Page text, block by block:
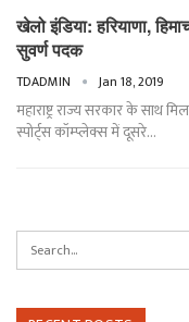
खेलो इंडिया: हरियाणा,
सुवर्ण पदक
TDADMIN Jan 18, 2019
महाराष्ट्र राज्य सरकार के साथ
स्पोर्ट्स कॉम्प्लेक्स में दूसरे…